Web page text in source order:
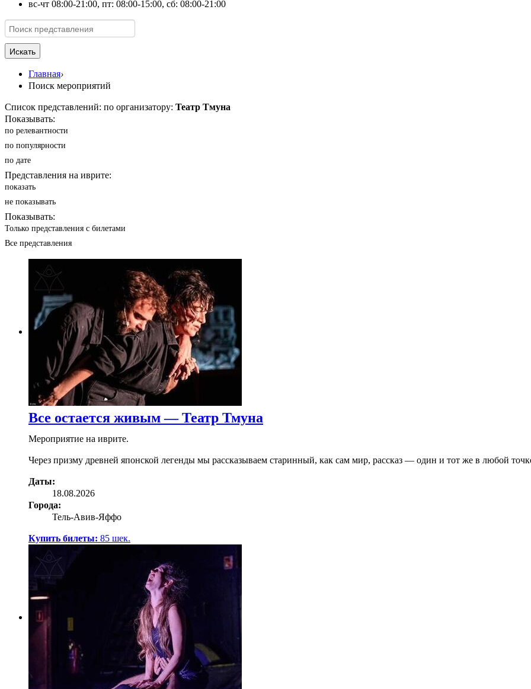
вс-чт 08:00-21:00, пт: 08:00-15:00, сб: 08:00-21:00
Искать
Главная›
Поиск мероприятий
Список представлений: по организатору: Театр Тмуна
Показывать:
по релевантности
по популярности
по дате
Представления на иврите:
показать
не показывать
Показывать:
Только представления с билетами
Все представления
Все остается живым — Театр Тмуна
Мероприятие на иврите.
Через призму древней японской легенды мы рассказываем старинный, как сам мир, рассказ — один и тот же в любой
Даты:
18.08.2026
Города:
Тель-Авив-Яффо
Купить билеты: 85 шек.